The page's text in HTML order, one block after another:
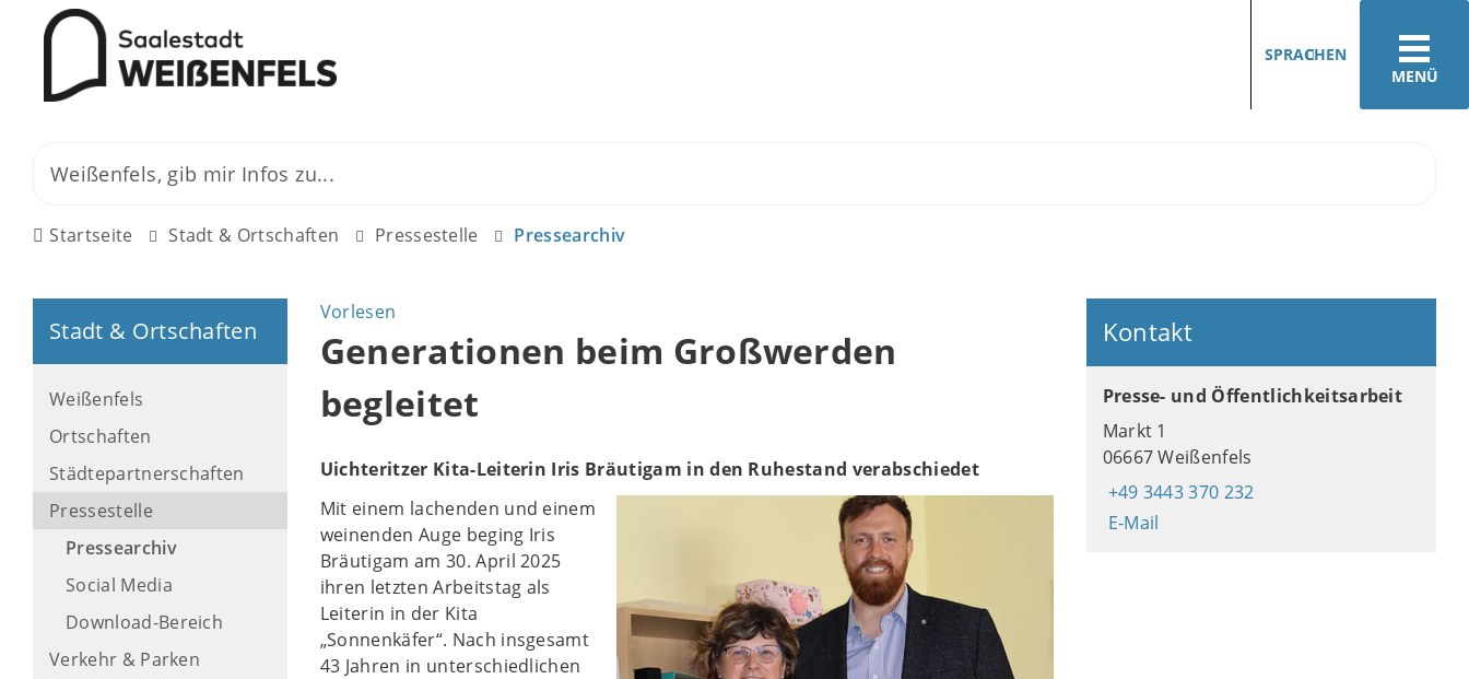
MENÜ
SPRACHEN
Startseite Stadt & Ortschaften Pressestelle Pressearchiv
Stadt & Ortschaften
Weißenfels
Ortschaften
Städtepartnerschaften
Pressestelle
Pressearchiv
Social Media
Download-Bereich
Verkehr & Parken
Vorlesen
Generationen beim Großwerden
begleitet
Uichteritzer Kita-Leiterin Iris Bräutigam in den Ruhestand verabschiedet
Mit einem lachenden und einem
weinenden Auge beging Iris
Bräutigam am 30. April 2025
ihren letzten Arbeitstag als
Leiterin in der Kita
„Sonnenkäfer“. Nach insgesamt
43 Jahren in unterschiedlichen
Kontakt
Presse- und Öffentlichkeitsarbeit
Markt 1
06667 Weißenfels
+49 3443 370 232
E-Mail